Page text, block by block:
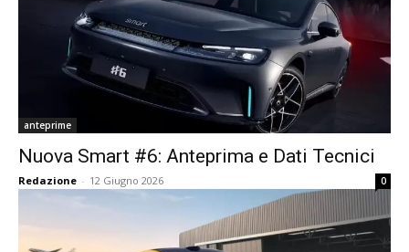
anteprime
Nuova Smart #6: Anteprima e Dati Tecnici
Redazione - 12 Giugno 2026 0